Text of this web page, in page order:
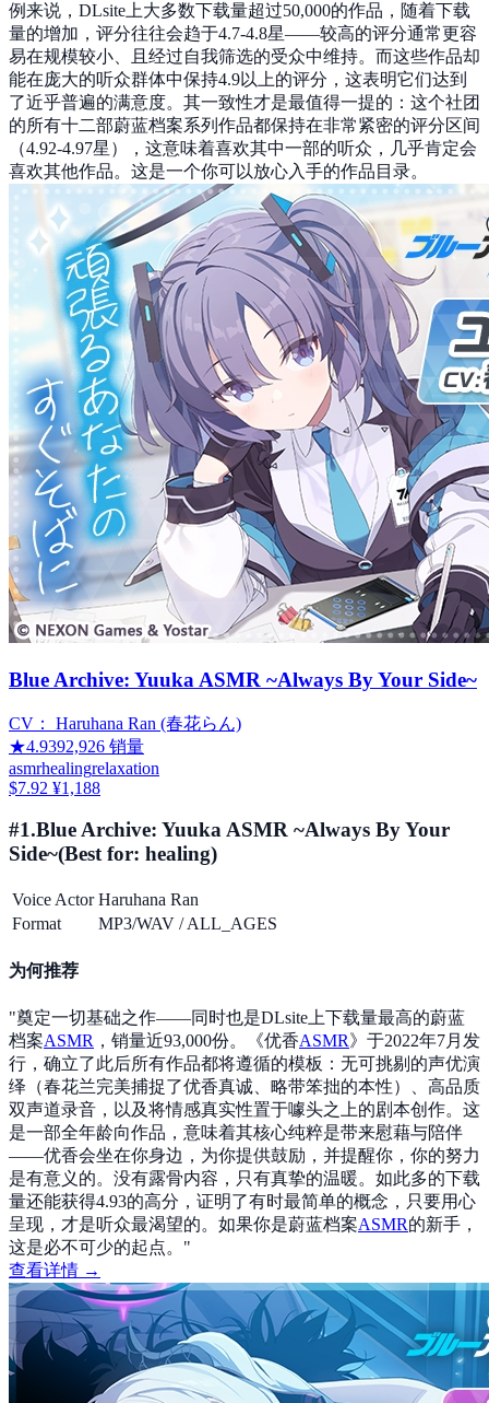
例来说，DLsite上大多数下载量超过50,000的作品，随着下载
量的增加，评分往往会趋于4.7-4.8星——较高的评分通常更容
易在规模较小、且经过自我筛选的受众中维持。而这些作品却
能在庞大的听众群体中保持4.9以上的评分，这表明它们达到
了近乎普遍的满意度。其一致性才是最值得一提的：这个社团
的所有十二部蔚蓝档案系列作品都保持在非常紧密的评分区间
（4.92-4.97星），这意味着喜欢其中一部的听众，几乎肯定会
喜欢其他作品。这是一个你可以放心入手的作品目录。
Blue Archive: Yuuka ASMR ~Always By Your Side~
CV：
Haruhana Ran (春花らん)
★4.9392,926 销量
asmrhealingrelaxation
$7.92 ¥1,188
#1.Blue Archive: Yuuka ASMR ~Always By Your
Side~(Best for: healing)
Voice Actor Haruhana Ran
Format
MP3/WAV /ALL_AGES
为何推荐
"奠定一切基础之作——同时也是DLsite上下载量最高的蔚蓝
档案ASMR ，销量近93,000份。《优香ASMR》于2022年7月发
行，确立了此后所有作品都将遵循的模板：无可挑剔的声优演
绎（春花兰完美捕捉了优香真诚、略带笨拙的本性）、高品质
双声道录音，以及将情感真实性置于噱头之上的剧本创作。这
是一部全年龄向作品，意味着其核心纯粹是带来慰藉与陪伴
——优香会坐在你身边，为你提供鼓励，并提醒你，你的努力
是有意义的。没有露骨内容，只有真挚的温暖。如此多的下载
量还能获得4.93的高分，证明了有时最简单的概念，只要用心
呈现，才是听众最渴望的。如果你是蔚蓝档案ASMR的新手，
这是必不可少的起点。 "
查看详情 →